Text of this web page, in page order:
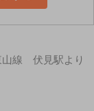
線 伏見駅より